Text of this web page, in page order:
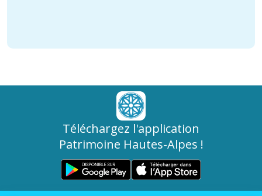
Téléchargez l'application
Patrimoine Hautes-Alpes !